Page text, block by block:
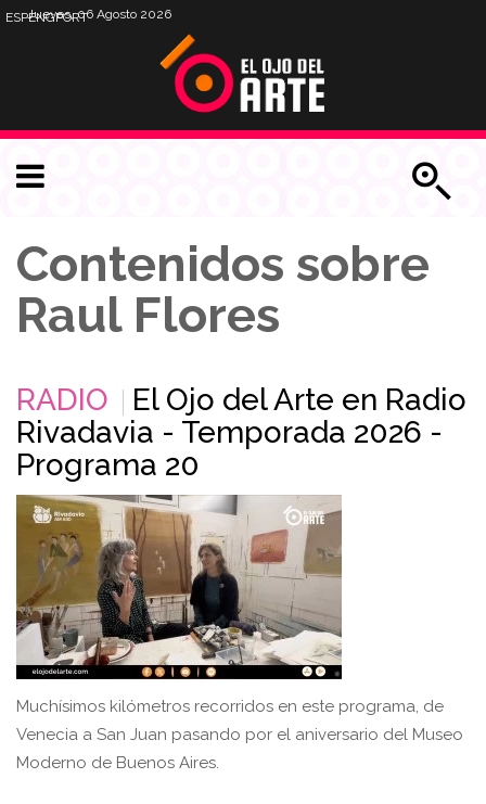
Jueves, 06 Agosto 2026
ESPENGPORT
Contenidos sobre
Raul Flores
RADIO
El Ojo del Arte en Radio
Rivadavia - Temporada 2026 -
Programa 20
Muchísimos kilómetros recorridos en este programa, de
Venecia a San Juan pasando por el aniversario del Museo
Moderno de Buenos Aires.